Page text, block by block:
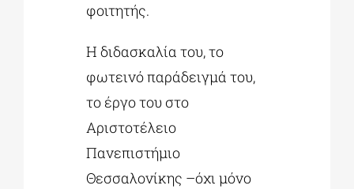
φοιτητής.
Η διδασκαλία του, το
φωτεινό παράδειγμά του,
το έργο του στο
Αριστοτέλειο
Πανεπιστήμιο
Θεσσαλονίκης –όχι μόνο